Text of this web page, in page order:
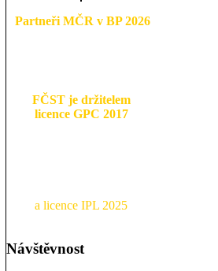
Partneři MČR v BP 2026
FČST je držitelem
licence GPC 2017
a licence IPL 2025
Návštěvnost